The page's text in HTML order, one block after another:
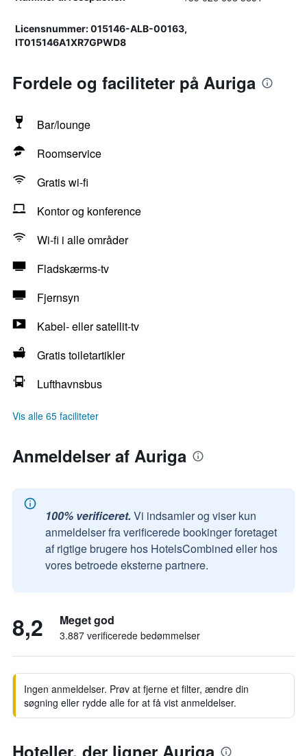
Licensnummer: 015146-ALB-00163,
IT015146A1XR7GPWD8
Fordele og faciliteter på Auriga
Bar/lounge
Roomservice
Gratis wi-fi
Kontor og konference
Wi-fi i alle områder
Fladskærms-tv
Fjernsyn
Kabel- eller satellit-tv
Gratis toiletartikler
Lufthavnsbus
Vis alle 65 faciliteter
Anmeldelser af Auriga
100% verificeret. Vi indsamler og viser kun
anmeldelser fra verificerede bookinger foretaget
af rigtige brugere hos HotelsCombined eller hos
vores betroede eksterne partnere.
8,2 Meget god
3.887 verificerede bedømmelser
Ingen anmeldelser. Prøv at fjerne et filter, ændre din
søgning eller rydde alle for at få vist anmeldelser.
Hoteller, der ligner Auriga